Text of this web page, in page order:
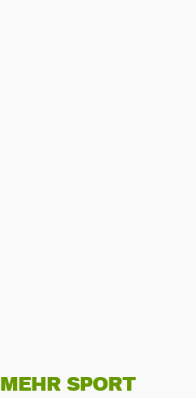
MEHR SPORT